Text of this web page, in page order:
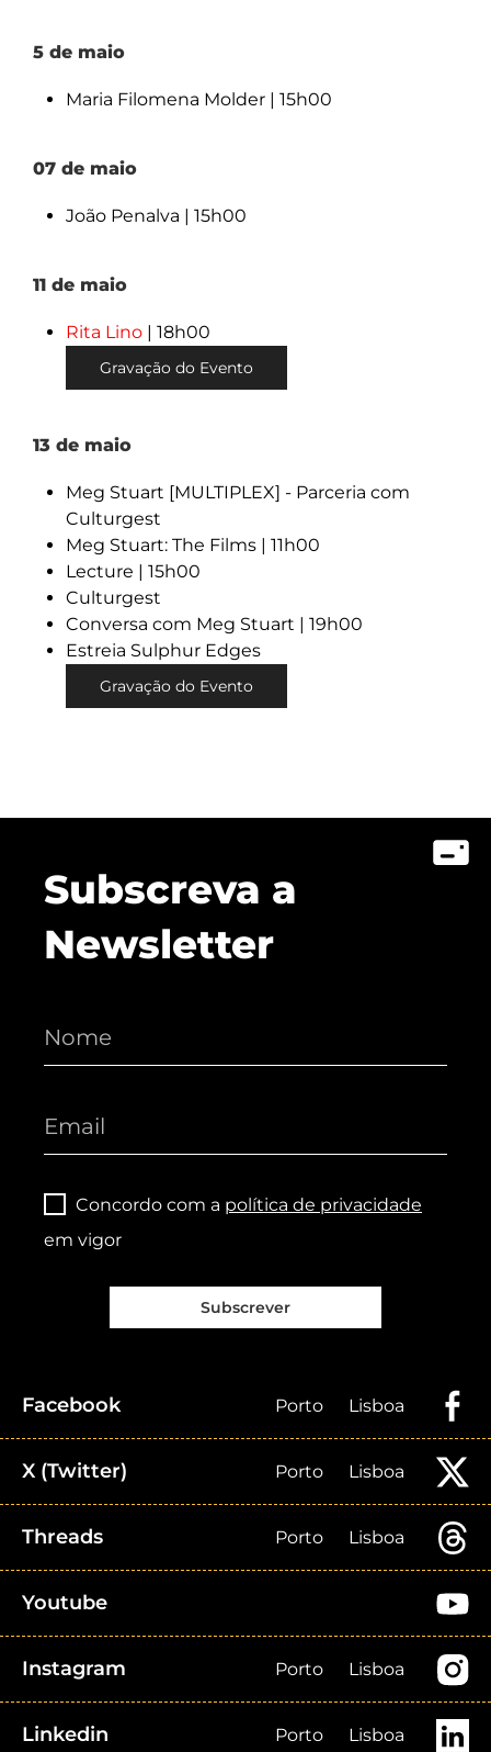
5 de maio
Maria Filomena Molder | 15h00
07 de maio
João Penalva | 15h00
11 de maio
Rita Lino | 18h00
Gravação do Evento
13 de maio
Meg Stuart [MULTIPLEX] - Parceria com
Culturgest
Meg Stuart: The Films | 11h00
Lecture | 15h00
Culturgest
Conversa com Meg Stuart | 19h00
Estreia Sulphur Edges
Gravação do Evento
Subscreva a
Newsletter
Concordo com a política de privacidade
em vigor
Subscrever
Facebook Porto Lisboa
X (Twitter) Porto Lisboa
Threads Porto Lisboa
Youtube
Instagram Porto Lisboa
Linkedin Porto Lisboa